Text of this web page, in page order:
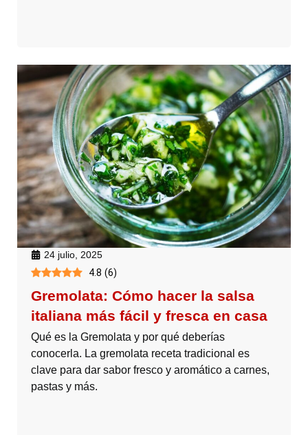
24 julio, 2025
4.8 (6)
Gremolata: Cómo hacer la salsa
italiana más fácil y fresca en casa
Qué es la Gremolata y por qué deberías
conocerla. La gremolata receta tradicional es
clave para dar sabor fresco y aromático a carnes,
pastas y más.